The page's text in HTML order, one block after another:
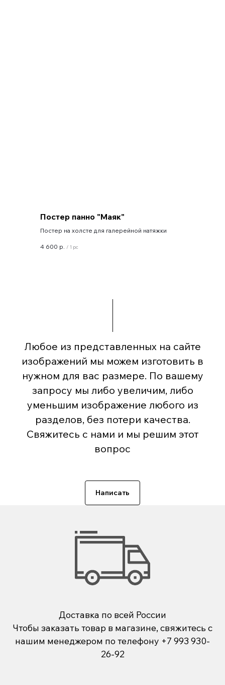
Постер панно "Маяк"
Постер на холсте для галерейной натяжки
4 600 р. / 1 pc
Любое из представленных на сайте
изображений мы можем изготовить в
нужном для вас размере. По вашему
запросу мы либо увеличим, либо
уменьшим изображение любого из
разделов, без потери качества.
Свяжитесь с нами и мы решим этот
вопрос
Написать
Доставка по всей России
Чтобы заказать товар в магазине, свяжитесь с
нашим менеджером по телефону +7 993 930-
26-92